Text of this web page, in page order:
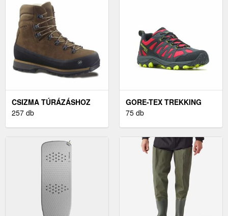
CSIZMA TÚRÁZÁSHOZ
257 db
GORE-TEX TREKKING
CSIZMA
75 db